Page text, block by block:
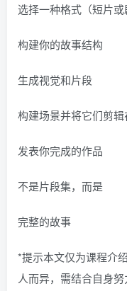
选择一种格式（短片或
构建你的故事结构
生成视觉和片段
构建场景并将它们剪
发表你完成的作品
不是片段集，而是
完整的故事
*提示本文仅为课程介
人而异，需结合自身